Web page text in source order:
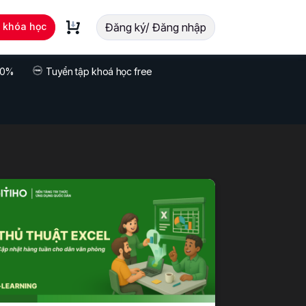
khóa học Đăng ký/ Đăng nhập
Tuyển tập khoá học free